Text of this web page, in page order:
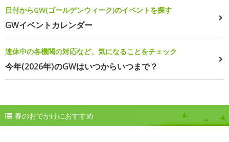
日付からGW(ゴールデンウィーク)のイベントを探す
GWイベントカレンダー
連休中の各機関の対応など、気になることをチェック
今年(2026年)のGWはいつからいつまで？
春のおでかけにおすすめ